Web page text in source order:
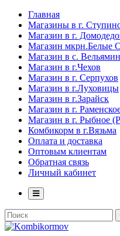
Главная
Магазины в г.
Магазин в г.
Магазин мкрн.Белые
Магазин в с.
Магазин в г.Чехов
Магазин в г. Серпухов
Магазин в г.Луховицы
Магазин в г.Зарайск
Магазин в г.
Магазин в г. Рыбное
Комбикорм в г.Вязьма
Оплата и доставка
Оптовым клиентам
Обратная связь
Личный кабинет